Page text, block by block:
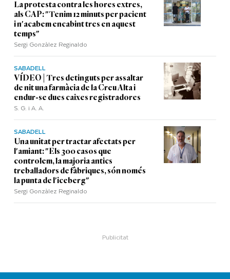
La protesta contra les hores extres,
als CAP: "Tenim 12 minuts per pacient
i n'acabem encabint tres en aquest
temps"
Sergi Gonzàlez Reginaldo
SABADELL
VÍDEO | Tres detinguts per assaltar
de nit una farmàcia de la Creu Alta i
endur-se dues caixes registradores
S. G. i A. A.
SABADELL
Una unitat per tractar afectats per
l'amiant: "Els 300 casos que
controlem, la majoria antics
treballadors de fàbriques, són només
la punta de l'iceberg"
Sergi Gonzàlez Reginaldo